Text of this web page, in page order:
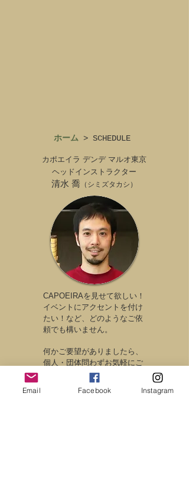
ホーム > SCHEDULE
カポエイラ デンデ マルオ東京
ヘッドインストラクター
清水 喬 （シミズタカシ）
CAPOEIRAを見せて欲しい！
イベントにアクセントを付け
たい！など、どのようなご依
頼でも構いません。
何かご要望がありましたら、
個人・団体問わずお気軽にご
連絡ください！
見学・体験のご希望もお気軽
Email Facebook Instagram